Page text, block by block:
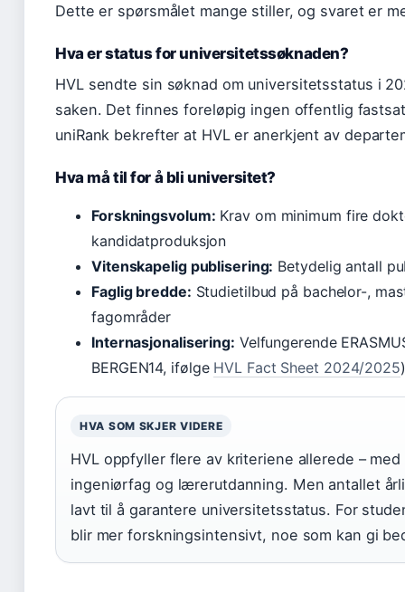
Dette er spørsmålet mange stiller, og svaret er
Hva er status for universitetssøknaden?
HVL sendte sin søknad om universitetsstatus i
saken. Det finnes foreløpig ingen offentlig
uniRank bekrefter at HVL er anerkjent av
Hva må til for å bli universitet?
Forskningsvolum: Krav om minimum fire
kandidatproduksjon
Vitenskapelig publisering: Betydelig antall
Faglig bredde: Studietilbud på bachelor-,
fagområder
Internasjonalisering: Velfungerende
BERGEN14, ifølge HVL Fact Sheet 2024/2025)
HVA SOM SKJER VIDERE
HVL oppfyller flere av kriteriene allerede –
ingeniørfag og lærerutdanning. Men antallet
lavt til å garantere universitetsstatus. For
blir mer forskningsintensivt, noe som kan gi